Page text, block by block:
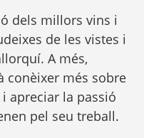
dels millors vins i
de les vistes i
A més,
conèixer més sobre
apreciar la passió
pel seu treball.